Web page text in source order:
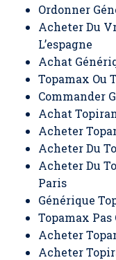
Ordonner
Acheter Du
L’espagne
Achat
Topamax Ou
Commander
Achat
Acheter
Acheter Du
Acheter Du
Paris
Générique
Topamax Pas
Acheter
Acheter